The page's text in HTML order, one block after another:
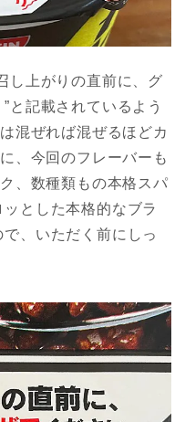
し上がりの直前に、グ
と記載されているよう
混ぜれば混ぜるほどカ
、今回のフレーバーも
、数種類もの本格スパ
とした本格的なブラ
、いただく前にしっ